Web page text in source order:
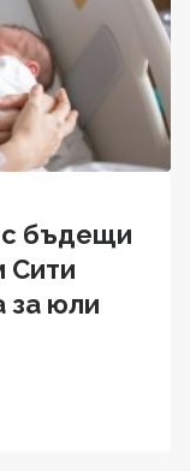
с бъдещи
Сити
за юли